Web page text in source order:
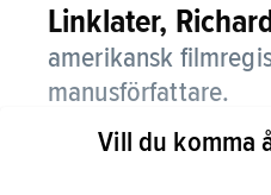
Linklater,
amerikansk
manusförfattare.
Richard Linklater
Vill du komma